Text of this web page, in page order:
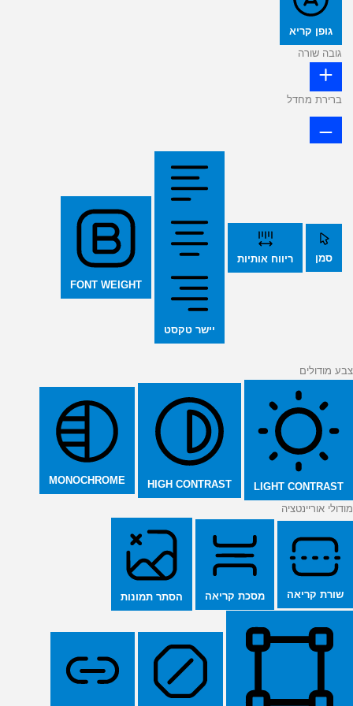
גופן קריא
גובה שורה
ברירת מחדל
סמן ריווח אותיות
יישר טקסט
FONT WEIGHT
צבע מודולים
LIGHT CONTRAST
HIGH CONTRAST
MONOCHROME
מודולי אוריינטציה
שורת קריאה מסכת קריאה הסתר תמונות